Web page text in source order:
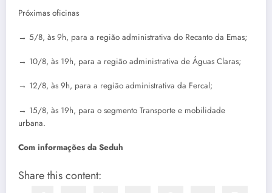
Próximas oficinas
→ 5/8, às 9h, para a região administrativa do Recanto da Emas;
→ 10/8, às 19h, para a região administrativa de Águas Claras;
→ 12/8, às 9h, para a região administrativa da Fercal;
→ 15/8, às 19h, para o segmento Transporte e mobilidade
urbana.
Com informações da Seduh
Share this content: